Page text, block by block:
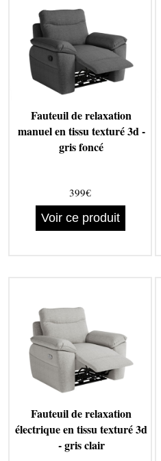
Fauteuil de relaxation
manuel en tissu texturé 3d -
gris foncé
399€
Voir ce produit
Fauteuil de relaxation
électrique en tissu texturé 3d
- gris clair